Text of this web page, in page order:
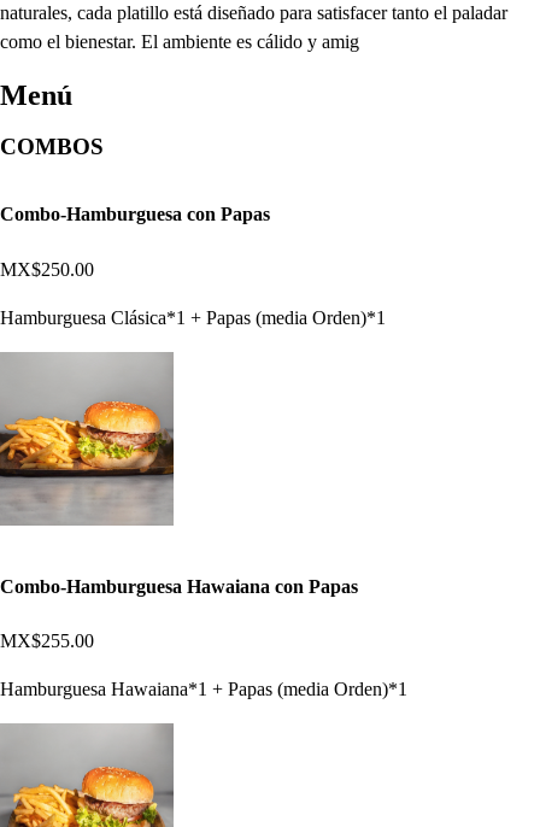
naturales, cada platillo está diseñado para satisfacer tanto el paladar
como el bienestar. El ambiente es cálido y amig
Menú
COMBOS
Combo-Hamburguesa con Papas
MX$250.00
Hamburguesa Clásica*1 + Papas (media Orden)*1
Combo-Hamburguesa Hawaiana con Papas
MX$255.00
Hamburguesa Hawaiana*1 + Papas (media Orden)*1